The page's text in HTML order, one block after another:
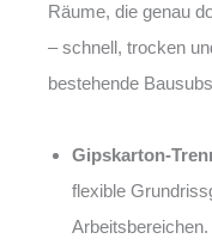
Räume, die genau
– schnell, trocken
bestehende
Gipskarton-
flexible
Arbeitsbereichen.